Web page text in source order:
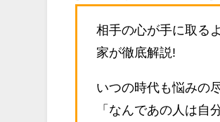
相手の心が手に取る
家が徹底解説!
いつの時代も悩みの
「なんであの人は